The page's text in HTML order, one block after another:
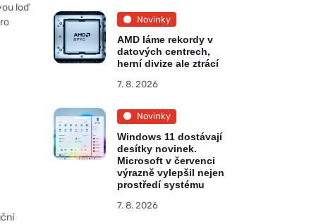
loď
Novinky
AMD láme rekordy v
datových centrech,
herní divize ale ztrácí
7. 8. 2026
Novinky
Windows 11 dostávají
desítky novinek.
Microsoft v červenci
výrazně vylepšil nejen
prostředí systému
7. 8. 2026